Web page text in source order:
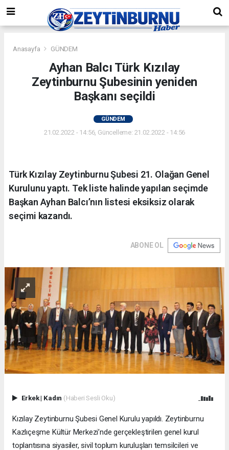
Anasayfa GÜNDEM
Ayhan Balcı Türk Kızılay
Zeytinburnu Şubesinin yeniden
Başkanı seçildi
GÜNDEM
21.02.2022 - 14:56, Güncelleme: 21.02.2022 - 14:56
Türk Kızılay Zeytinburnu Şubesi 21. Olağan Genel
Kurulunu yaptı. Tek liste halinde yapılan seçimde
Başkan Ayhan Balcı’nın listesi eksiksiz olarak
seçimi kazandı.
ABONE OL
Erkek| Kadın (Haberi Sesli Oku)
Kızılay Zeytinburnu Şubesi Genel Kurulu yapıldı. Zeytinburnu
Kazlıçeşme Kültür Merkezi’nde gerçekleştirilen genel kurul
toplantısına siyasiler, sivil toplum kuruluşları temsilcileri ve